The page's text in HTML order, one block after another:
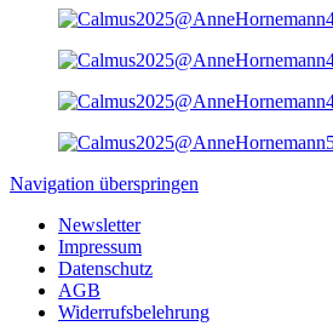
Navigation überspringen
Newsletter
Impressum
Datenschutz
AGB
Widerrufsbelehrung